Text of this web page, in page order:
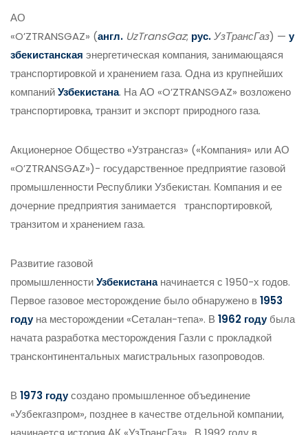
АО
«O’ZTRANSGAZ» (англ. UzTransGaz; рус.УзТрансГаз) — у
збекистанская энергетическая компания, занимающаяся
транспортировкой и хранением газа. Одна из крупнейших
компанийУзбекистана. На АО «O’ZTRANSGAZ» возложено
транспортировка, транзит и экспорт природного газа.
Акционерное Общество «Узтрансгаз» («Компания» или АО
«O’ZTRANSGAZ»)- государственное предприятие газовой
промышленности Республики Узбекистан. Компания и ее
дочерние предприятия занимается транспортировкой,
транзитом и хранением газа.
Развитие газовой
промышленностиУзбекистананачинается с 1950-х годов.
Первое газовое месторождение было обнаружено в1953
годуна месторождении «Сеталан-тепа». В 1962 годубыла
начата разработка месторождения Газли с прокладкой
трансконтинентальных магистральных газопроводов.
В 1973 годусоздано промышленное объединение
«Узбекгазпром», позднее в качестве отдельной компании,